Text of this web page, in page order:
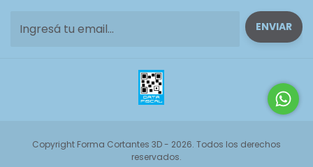
Copyright Forma Cortantes 3D - 2026. Todos los derechos
reservados.